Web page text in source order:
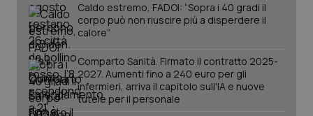
Caldo estremo, FADOI: “Sopra i 40 gradi il
corpo può non riuscire più a disperdere il
calore”
Comparto Sanità. Firmato il contratto 2025-
2027. Aumenti fino a 240 euro per gli
infermieri, arriva il capitolo sull'IA e nuove
tutele per il personale